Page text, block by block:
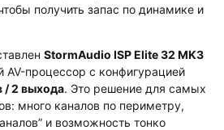
получить запас по динамике и
StormAudio ISP Elite 32 MK3
процессор с конфигурацией
/ 2 выхода. Это решение для самых
много каналов по периметру,
и возможность тонко